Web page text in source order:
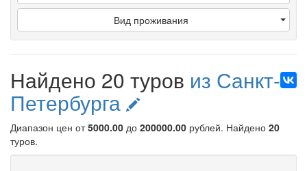
Вид проживания
Найдено 20 туров из Санкт-
Петербурга
Диапазон цен от5000.00 до 200000.00 рублей. Найдено 20
туров.